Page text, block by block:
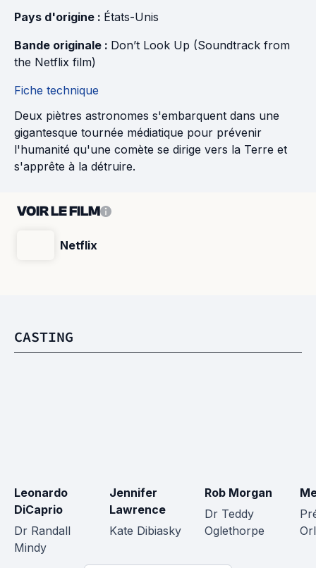
Pays d'origine : États-Unis
Bande originale : Don’t Look Up (Soundtrack from
the Netflix film)
Fiche technique
Deux piètres astronomes s'embarquent dans une
gigantesque tournée médiatique pour prévenir
l'humanité qu'une comète se dirige vers la Terre et
s'apprête à la détruire.
VOIR LE FILM
Netflix
CASTING
Leonardo
DiCaprio
Dr Randall
Mindy
Jennifer
Lawrence
Kate Dibiasky
Rob Morgan
Dr Teddy
Oglethorpe